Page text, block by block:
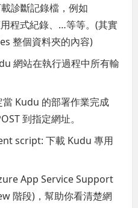
診斷記錄檔，例如
程式紀錄、…等等。(其實
整個資料夾的內容)
網站在執行過程中所有輸
Kudu 的部署作業完成
到指定網址。
script: 下載 Kudu 專用
App Service Support
階段)，幫助你看清楚網